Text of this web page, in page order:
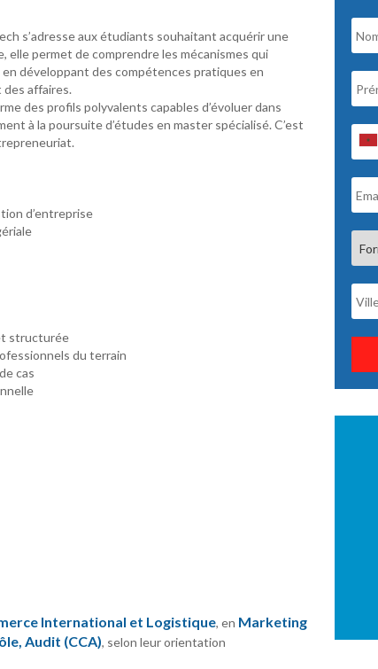
s’adresse aux étudiants souhaitant acquérir une
permet de comprendre les mécanismes qui
développant des compétences pratiques en
affaires.
des profils polyvalents capables d’évoluer dans
à la poursuite d’études en master spécialisé. C’est
d’entreprise
structurée
du terrain
cas
International et Logistique, en Marketing
Audit (CCA), selon leur orientation